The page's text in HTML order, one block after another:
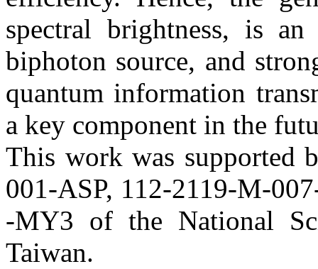
spectral brightness, is
biphoton source, and
quantum information
a key component in the
This work was supported
001-ASP, 112-2119-M-
-MY3 of the National
Taiwan.